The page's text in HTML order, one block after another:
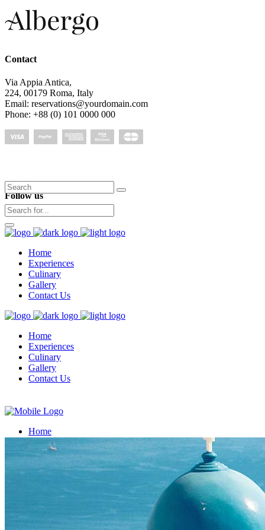
Contact
Via Appia Antica,
224, 00179 Roma, Italy
Email: reservations@yourdomain.com
Phone: +88 (0) 101 0000 000
Search
for:
Follow us
Home
Experiences
Culinary
Gallery
Contact Us
Home
Experiences
Culinary
Gallery
Contact Us
Home
Experiences
Culinary
Contact Us